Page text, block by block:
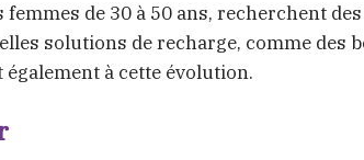
de 30 à 50 ans, recherchent
solutions de recharge, comme des
à cette évolution.